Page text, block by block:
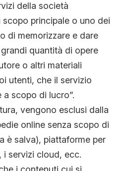
della società
scopo principale o uno dei
di memorizzare e dare
quantità di opere
o altri materiali
utenti, che il servizio
scopo di lucro”.
vengono esclusi dalla
online senza scopo di
è salva), piattaforme per
i servizi cloud, ecc.